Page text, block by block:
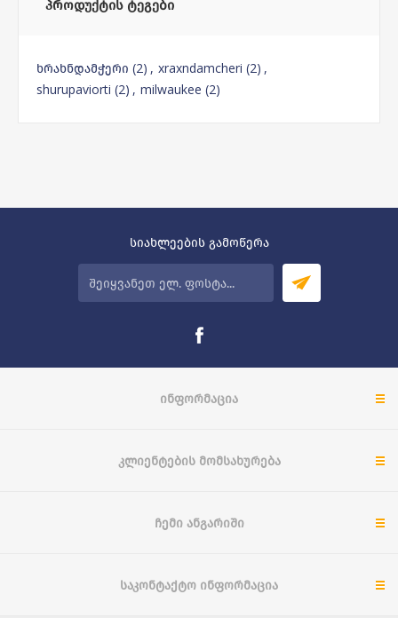
ᲞᲠᲝᲓᲣᲥᲢᲘᲡ ᲢᲔᲒᲔᲑᲘ
ხრახნდამჭერი (2) , xraxndamcheri (2) ,
shurupaviorti (2) , milwaukee (2)
სიახლეების გამოწერა
ᲘᲜᲤᲝᲠᲛᲐᲪᲘᲐ
ᲙᲚᲘᲔᲜᲢᲔᲑᲘᲡ ᲛᲝᲛᲡᲐᲮᲣᲠᲔᲑᲐ
ᲩᲔᲛᲘ ᲐᲜᲒᲐᲠᲘᲨᲘ
ᲡᲐᲙᲝᲜᲢᲐᲥᲢᲝ ᲘᲜᲤᲝᲠᲛᲐᲪᲘᲐ